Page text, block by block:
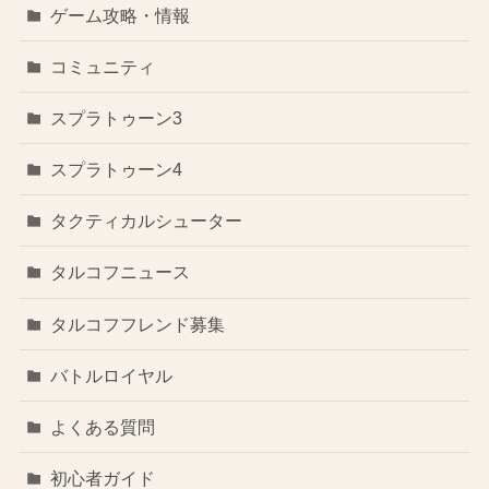
ゲーム攻略・情報
コミュニティ
スプラトゥーン3
スプラトゥーン4
タクティカルシューター
タルコフニュース
タルコフフレンド募集
バトルロイヤル
よくある質問
初心者ガイド